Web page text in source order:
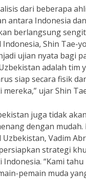
dari beberapa
antara Indonesia
berlangsung
Shin Tae-
ujian nyata bagi
adalah tim
siap secara fisik
mereka,” ujar Shin
juga tidak
dengan
Vadim
strategi
Indonesia. “Kami
pemain muda